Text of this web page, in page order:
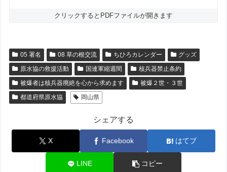
クリックするとPDFファイルが開きます
05 署名 08 草の根交流 ちひろカレンダー
グッズ
原水協の救援活動
国連軍縮週間
核兵器禁止条約
被爆者は核兵器廃絶を心から求めます
被爆２世・３世
都道府県原水協
岡山県
シェアする
X Facebook はてブ
LINE コピー